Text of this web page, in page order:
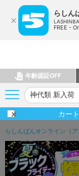
らしん
FREE -
年齢認証OFF
カー
らしんばんオンライン（